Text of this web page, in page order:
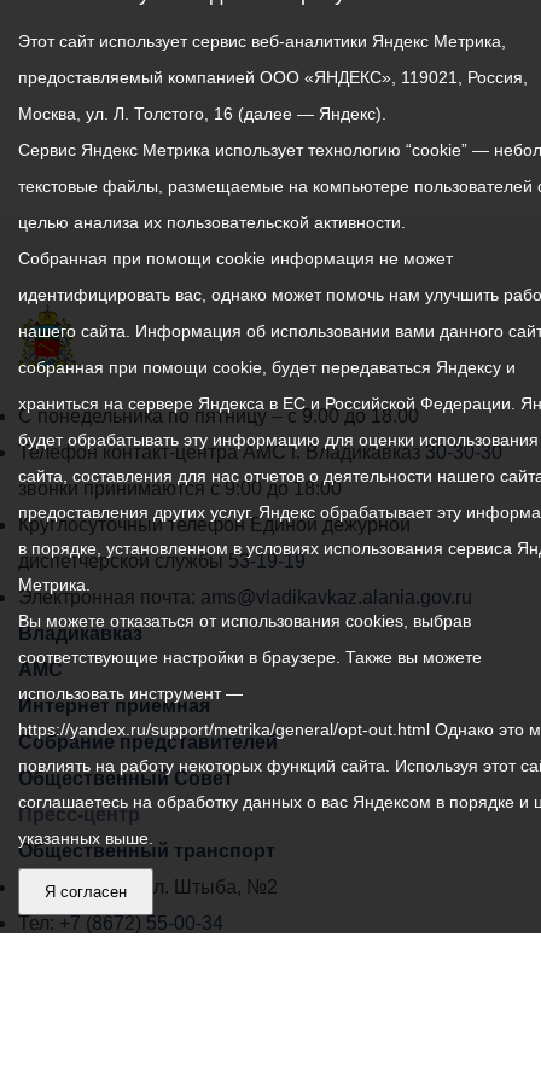
График
работы
администрации
местного
самоуправления
города
Владикавказ:
С понедельника по пятницу – с 9.00 до 18.00
Телефон контакт-центра АМС г. Владикавказ30-30-30
звонки принимаются с 9:00 до 18:00
Круглосуточный телефон Единой дежурной
диспетчерской службы53-19-19
Электронная почта: ams@vladikavkaz.alania.gov.ru
Владикавказ
АМС
Интернет приемная
Собрание представителей
Общественный Совет
Пресс-центр
Общественный транспорт
Владикавказ, пл. Штыба, №2
Тел: +7 (8672) 55-00-34
Этот сайт использует сервис веб-аналитики Яндекс Метрика,
предоставляемый компанией ООО «ЯНДЕКС», 119021, Россия,
Москва, ул. Л. Толстого, 16 (далее — Яндекс).
Сервис Яндекс Метрика использует технологию “cookie” —
текстовые файлы, размещаемые на компьютере пользователей
целью анализа их пользовательской активности.
Собранная при помощи cookie информация не может
идентифицировать вас, однако может помочь нам улучшить
нашего сайта. Информация об использовании вами данного
собранная при помощи cookie, будет передаваться Яндексу и
храниться на сервере Яндекса в ЕС и Российской Федерации.
будет обрабатывать эту информацию для оценки
сайта, составления для нас отчетов о деятельности нашего
предоставления других услуг. Яндекс обрабатывает эту
в порядке, установленном в условиях использования сервиса
Метрика.
Вы можете отказаться от использования cookies, выбрав
соответствующие настройки в браузере. Также вы можете
использовать инструмент —
https://yandex.ru/support/metrika/general/opt-out.html Однако это
повлиять на работу некоторых функций сайта. Используя этот
соглашаетесь на обработку данных о вас Яндексом в порядке и
указанных выше.
Я согласен